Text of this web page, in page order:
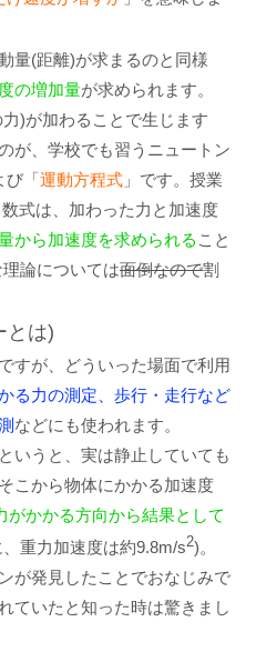
量(距離)が求まるのと同様
の増加量が求められます。
)が加わることで生じます
が、学校でも習うニュートン
び「運動方程式 」です。授業
式は、加わった力と加速度
から加速度を求められる こと
論については面倒なので割
とは)
すが、どういった場面で利用
る力の測定、歩行・走行など
などにも使われます。
いうと、実は静止していても
こから物体にかかる加速度
がかかる方向から結果として
重力加速度は約9.8m/s2)。
が発見したことでおなじみで
ていたと知った時は驚きまし